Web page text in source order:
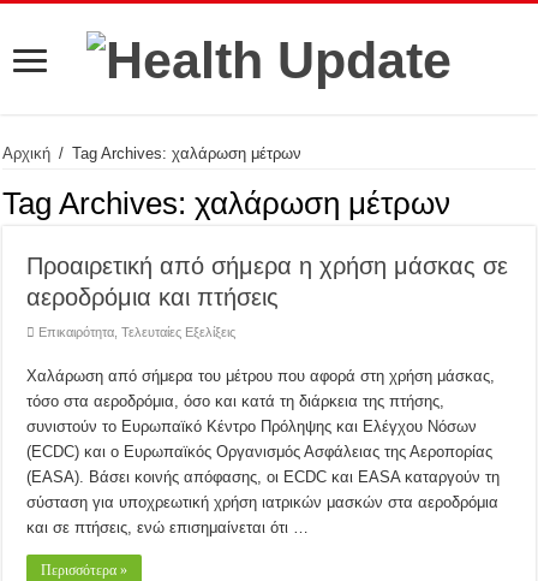
Αρχική / Tag Archives: χαλάρωση μέτρων
Tag Archives:χαλάρωση μέτρων
Προαιρετική από σήμερα η χρήση μάσκας σε
αεροδρόμια και πτήσεις
Επικαιρότητα ,Τελευταίες Εξελίξεις
Χαλάρωση από σήμερα του μέτρου που αφορά στη χρήση μάσκας,
τόσο στα αεροδρόμια, όσο και κατά τη διάρκεια της πτήσης,
συνιστούν το Ευρωπαϊκό Κέντρο Πρόληψης και Ελέγχου Νόσων
(ECDC) και ο Ευρωπαϊκός Οργανισμός Ασφάλειας της Αεροπορίας
(EASA). Βάσει κοινής απόφασης, οι ECDC και EASA καταργούν τη
σύσταση για υποχρεωτική χρήση ιατρικών μασκών στα αεροδρόμια
και σε πτήσεις, ενώ επισημαίνεται ότι …
Περισσότερα »